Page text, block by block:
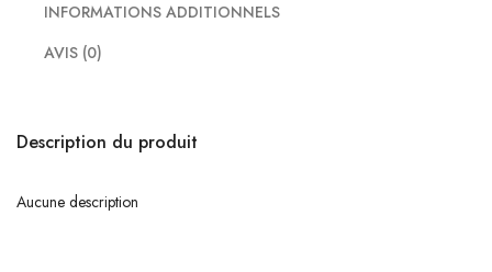
INFORMATIONS ADDITIONNELS
AVIS (0)
Description du produit
Aucune description